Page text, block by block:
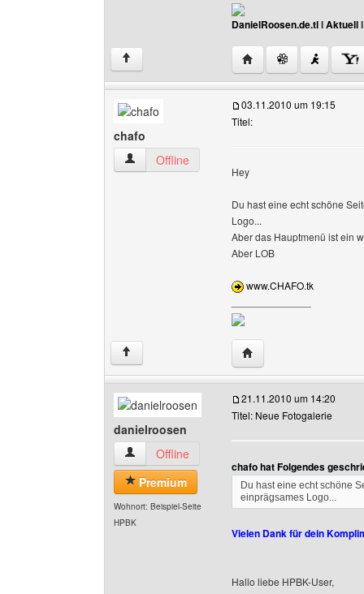
DanielRoosen.de.tlIAktuell
↑ Website dieses
chafo
chafo Benutzer-Profile anzeigen
Offline
03.11.2010 um 19:15
Titel:
Hey
Du hast eine echt schöne
Logo...
Aber das Hauptmenü ist ein
Aber LOB
www.CHAFO.tk
↑ Website dieses
danielroosen
danielroosen Benutzer-Profile anzeigen
Offline
Premium
Wohnort: Beispiel-Seite
HPBK
21.11.2010 um 14:20
Titel: Neue Fotogalerie
chafo hat Folgendes
Du hast eine echt schöne
einprägsames Logo...
Vielen Dank für dein
Hallo liebe HPBK-User,